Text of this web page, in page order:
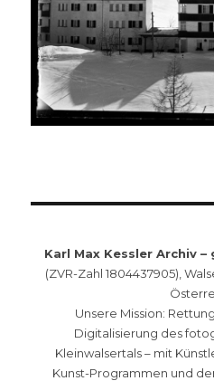
Karl Max Kessler Archiv
(ZVR-Zahl 1804437905),
Unsere Mission:
Digitalisierung des
Kleinwalsertals – mit
Kunst-Programmen und